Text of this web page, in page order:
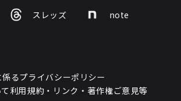
スレッズ note
るプライバシーポリシー
利用規約・リンク・著作権ご意見等